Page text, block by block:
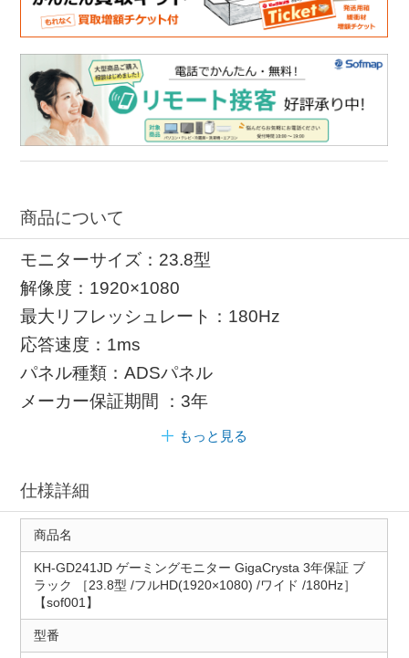
商品について
モニターサイズ：23.8型
解像度：1920×1080
最大リフレッシュレート：180Hz
応答速度：1ms
パネル種類：ADSパネル
メーカー保証期間 ：3年
もっと見る
仕様詳細
商品名
KH-GD241JD ゲーミングモニター GigaCrysta 3年保証 ブ
ラック ［23.8型 /フルHD(1920×1080) /ワイド /180Hz］
【sof001】
型番